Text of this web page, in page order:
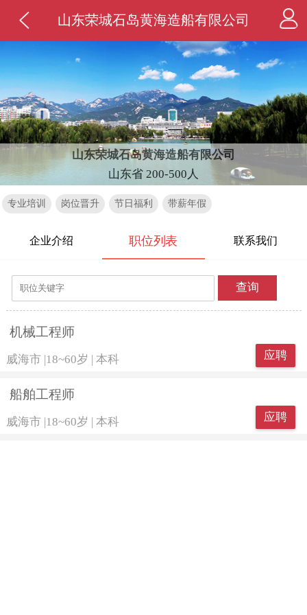
山东荣城石岛黄海造船有限公司
山东荣城石岛黄海造船有限公司
山东省 200-500人
专业培训 岗位晋升 节日福利 带薪年假
企业介绍 职位列表 联系我们
查询
机械工程师
威海市 18~60岁 本科 应聘
船舶工程师
威海市 |18~60岁 | 本科 应聘